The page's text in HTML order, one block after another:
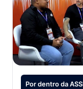
Por dentro da